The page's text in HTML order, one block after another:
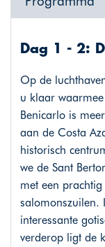
Dag 1 - 2:
Op de
u klaar
Benicarlo is
aan de Costa
historisch
we de Sant
met een prachtig
salomonszuilen.
interessante
verderop ligt de